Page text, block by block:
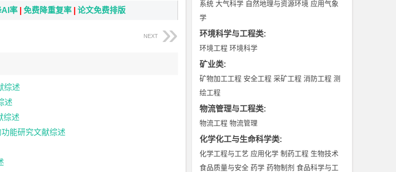
AI率 免费降重复率 论文免费排版
NEXT
综述
述
综述
能研究文献综述
系统 大气科学 自然地理与资源环境 应用气象
学
环境科学与工程类:
环境工程 环境科学
矿业类:
矿物加工工程 安全工程 采矿工程 消防工程 测
绘工程
物流管理与工程类:
物流工程 物流管理
化学化工与生命科学类:
化学工程与工艺 应用化学 制药工程 生物技术
食品质量与安全 药学 药物制剂 食品科学与工